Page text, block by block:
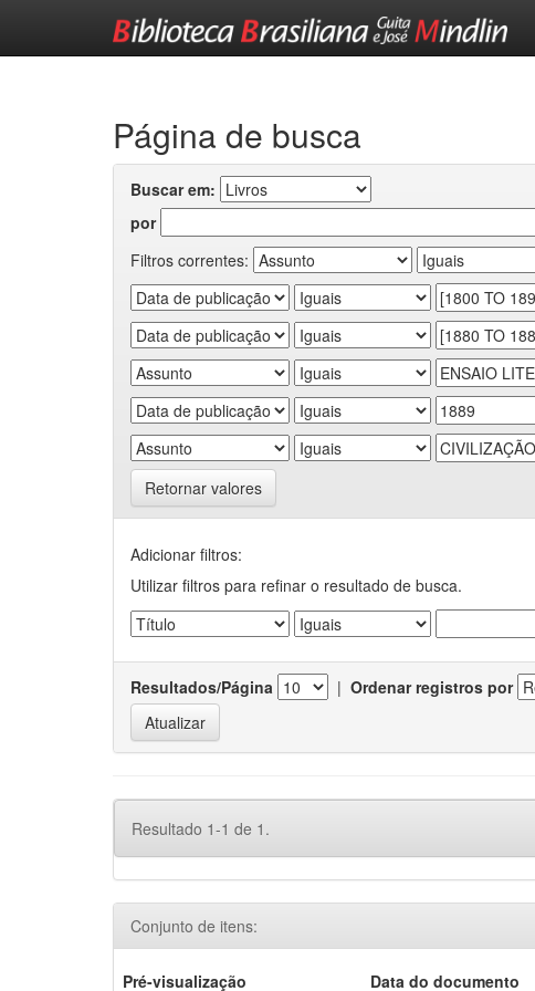
Página de busca
Buscar em:
por
Filtros correntes:
Retornar valores
Adicionar filtros:
Utilizar filtros para refinar o resultado de busca.
Resultados/Página | Ordenar registros por
Resultado 1-1 de 1.
Conjunto de itens:
Pré-visualização Data do documento